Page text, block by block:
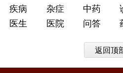
疾病
杂症 中药
医生
医院 问答
返回顶